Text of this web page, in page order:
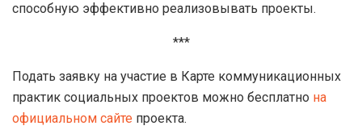
способную эффективно реализовывать проекты.
***
Подать заявку на участие в Карте коммуникационных
практик социальных проектов можно бесплатно на
официальном сайте проекта.